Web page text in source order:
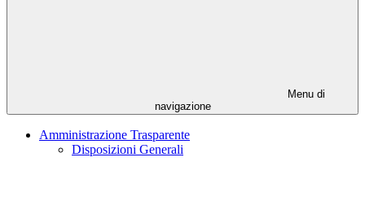
Menu di
navigazione
Amministrazione Trasparente
Disposizioni Generali